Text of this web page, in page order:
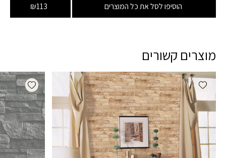
הוסיפו לסל את כל המוצרים ₪113
מוצרים קשורים
Add wishlist
wishlist